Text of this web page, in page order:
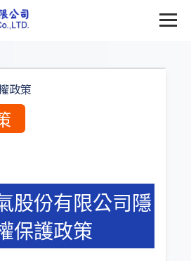
政策
股份有限公司隱
保護政策